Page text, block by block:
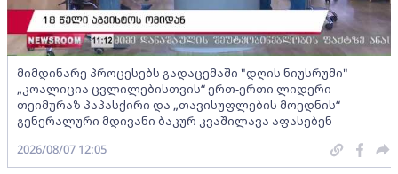
მიმდინარე პროცესებს გადაცემაში "დღის ნიუსრუმი"
„კოალიცია ცვლილებისთვის“ ერთ-ერთი ლიდერი
თეიმურაზ პაპასქირი და „თავისუფლების მოედნის“
გენერალური მდივანი ბაკურ კვაშილავა აფასებენ
2026/08/07 12:05